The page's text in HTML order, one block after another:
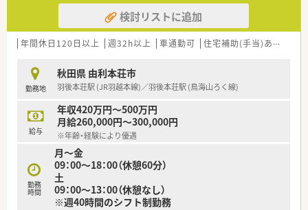
検討リストに追加
年間休日120日以上 週32h以上 車通勤可 住宅補助(手当)あり
勤務地
秋田県 由利本荘市
羽後本荘駅 (JR羽越本線)／羽後本荘駅 (鳥海山ろく線)
給与
年収420万円～500万円
月給260,000円～300,000円
※年齢・経験により優遇
勤務
時間
月～金
09：00～18：00（休憩60分）
土
09：00～13：00（休憩なし）
※週40時間のシフト制勤務